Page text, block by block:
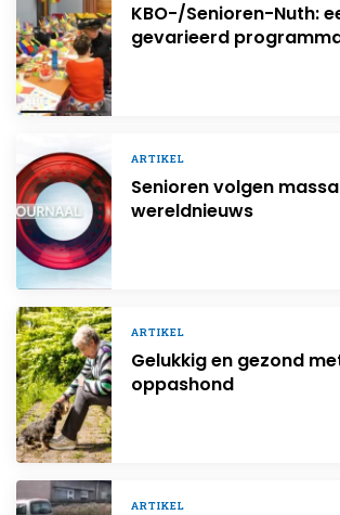
KBO-/Senioren-Nuth:
gevarieerd
ARTIKEL
Senioren volgen
wereldnieuws
ARTIKEL
Gelukkig en gezond
oppashond
ARTIKEL